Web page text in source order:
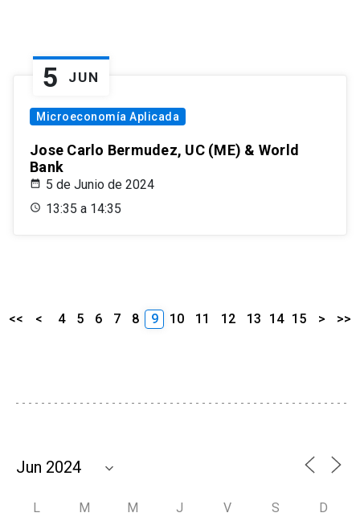
5 JUN
Microeconomía Aplicada
Jose Carlo Bermudez, UC (ME) & World
Bank
5 de Junio de 2024
13:35 a 14:35
<< < 4 5 6 7 8 9 10 11 12 13 14 15 > >>
L M M J V S D